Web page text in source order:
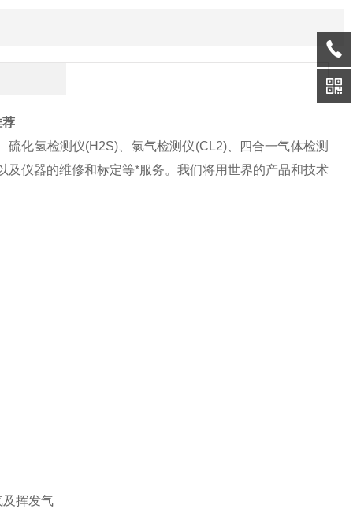
荐
化氢检测仪(H2S)、 氯气检测仪(CL2)、
四合一气体检测
仪器的维修和标定等*服务。我们将用世界的产品和技术
及挥发气